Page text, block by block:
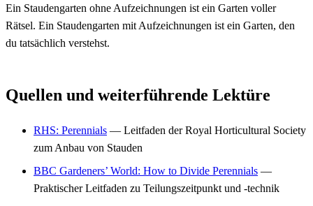
Ein Staudengarten ohne Aufzeichnungen ist ein Garten voller
Rätsel. Ein Staudengarten mit Aufzeichnungen ist ein Garten, den
du tatsächlich verstehst.
Quellen und weiterführende Lektüre
RHS: Perennials — Leitfaden der Royal Horticultural Society
zum Anbau von Stauden
BBC Gardeners’ World: How to Divide Perennials —
Praktischer Leitfaden zu Teilungszeitpunkt und -technik